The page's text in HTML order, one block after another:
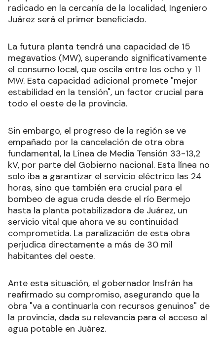
radicado en la cercanía de la localidad, Ingeniero
Juárez será el primer beneficiado.
La futura planta tendrá una capacidad de 15
megavatios (MW), superando significativamente
el consumo local, que oscila entre los ocho y 11
MW. Esta capacidad adicional promete "mejor
estabilidad en la tensión", un factor crucial para
todo el oeste de la provincia.
Sin embargo, el progreso de la región se ve
empañado por la cancelación de otra obra
fundamental, la Línea de Media Tensión 33-13,2
kV, por parte del Gobierno nacional. Esta línea no
solo iba a garantizar el servicio eléctrico las 24
horas, sino que también era crucial para el
bombeo de agua cruda desde el río Bermejo
hasta la planta potabilizadora de Juárez, un
servicio vital que ahora ve su continuidad
comprometida. La paralización de esta obra
perjudica directamente a más de 30 mil
habitantes del oeste.
Ante esta situación, el gobernador Insfrán ha
reafirmado su compromiso, asegurando que la
obra "va a continuarla con recursos genuinos" de
la provincia, dada su relevancia para el acceso al
agua potable en Juárez.